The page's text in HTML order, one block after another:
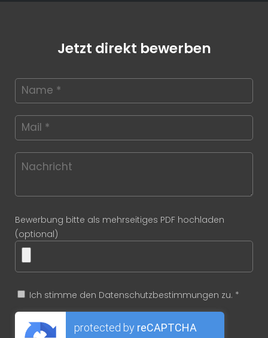
Jetzt direkt bewerben
Bewerbung bitte als mehrseitiges PDF hochladen
(optional)
Ich stimme den Datenschutzbestimmungen zu. *
protected by reCAPTCHA